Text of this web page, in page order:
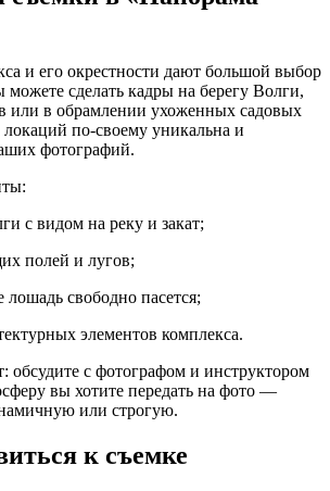
и его окрестности дают большой выбор
сделать кадры на берегу Волги,
или в обрамлении ухоженных садовых
по-своему уникальна и
фотографий.
с видом на реку и закат;
полей и лугов;
лошадь свободно пасется;
элементов комплекса.
обсудите с фотографом и инструктором
вы хотите передать на фото —
или строгую.
к съемке